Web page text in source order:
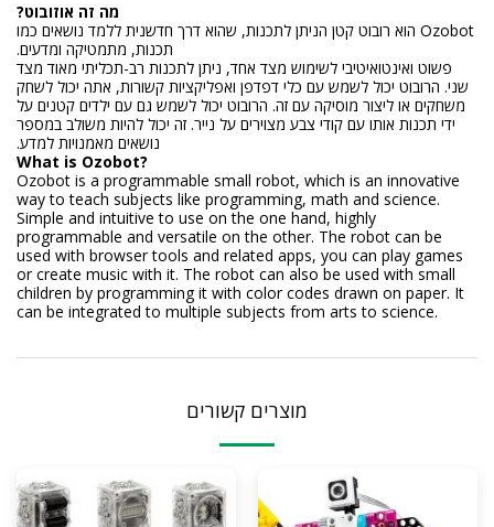
מה זה אוזובוט?
Ozobot הוא רובוט קטן הניתן לתכנות, שהוא דרך חדשנית ללמד נושאים כמו
תכנות, מתמטיקה ומדעים.
פשוט ואינטואיטיבי לשימוש מצד אחד, ניתן לתכנות רב-תכליתי מאוד מצד
שני. הרובוט יכול לשמש עם כלי דפדפן ואפליקציות קשורות, אתה יכול לשחק
משחקים או ליצור מוסיקה עם זה. הרובוט יכול לשמש גם עם ילדים קטנים על
ידי תכנות אותו עם קודי צבע מצוירים על נייר. זה יכול להיות משולב במספר
נושאים מאמנויות למדע.
What is Ozobot?
Ozobot is a programmable small robot, which is an innovative
way to teach subjects like programming, math and science.
Simple and intuitive to use on the one hand, highly
programmable and versatile on the other. The robot can be
used with browser tools and related apps, you can play games
or create music with it. The robot can also be used with small
children by programming it with color codes drawn on paper. It
can be integrated to multiple subjects from arts to science.
מוצרים קשורים